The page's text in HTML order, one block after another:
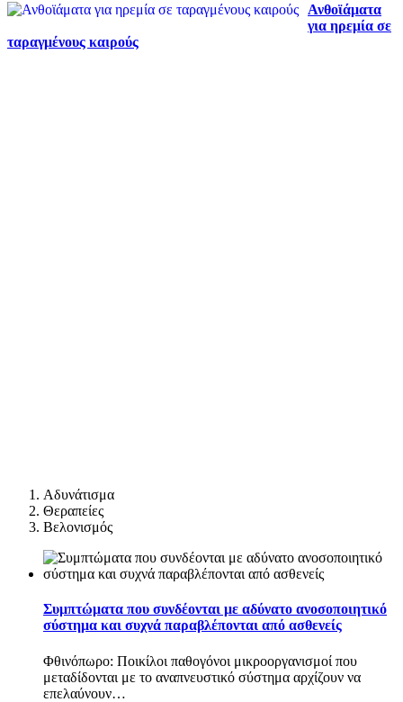
Ανθοϊάματα
για ηρεμία σε
ταραγμένους καιρούς
Αδυνάτισμα
Θεραπείες
Βελονισμός
Συμπτώματα που συνδέονται με αδύνατο ανοσοποιητικό
σύστημα και συχνά παραβλέπονται από ασθενείς
Φθινόπωρο: Ποικίλοι παθογόνοι μικροοργανισμοί που
μεταδίδονται με το αναπνευστικό σύστημα αρχίζουν να
επελαύνουν…